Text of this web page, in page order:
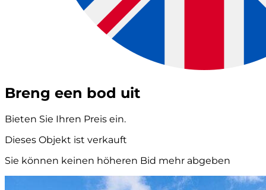
Breng een bod uit
Bieten Sie Ihren Preis ein.
Dieses Objekt ist verkauft
Sie können keinen höheren Bid mehr abgeben